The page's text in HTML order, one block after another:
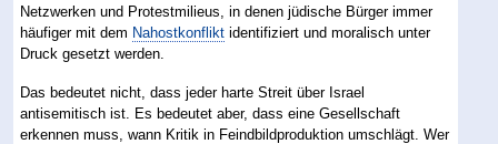
Netzwerken und Protestmilieus, in denen jüdische Bürger immer
häufiger mit dem Nahostkonflikt identifiziert und moralisch unter
Druck gesetzt werden.
Das bedeutet nicht, dass jeder harte Streit über Israel
antisemitisch ist. Es bedeutet aber, dass eine Gesellschaft
erkennen muss, wann Kritik in Feindbildproduktion umschlägt. Wer